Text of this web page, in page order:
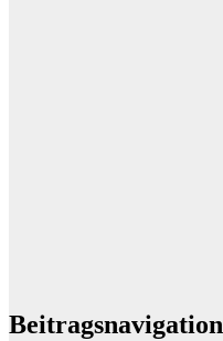
Beitragsnavigation